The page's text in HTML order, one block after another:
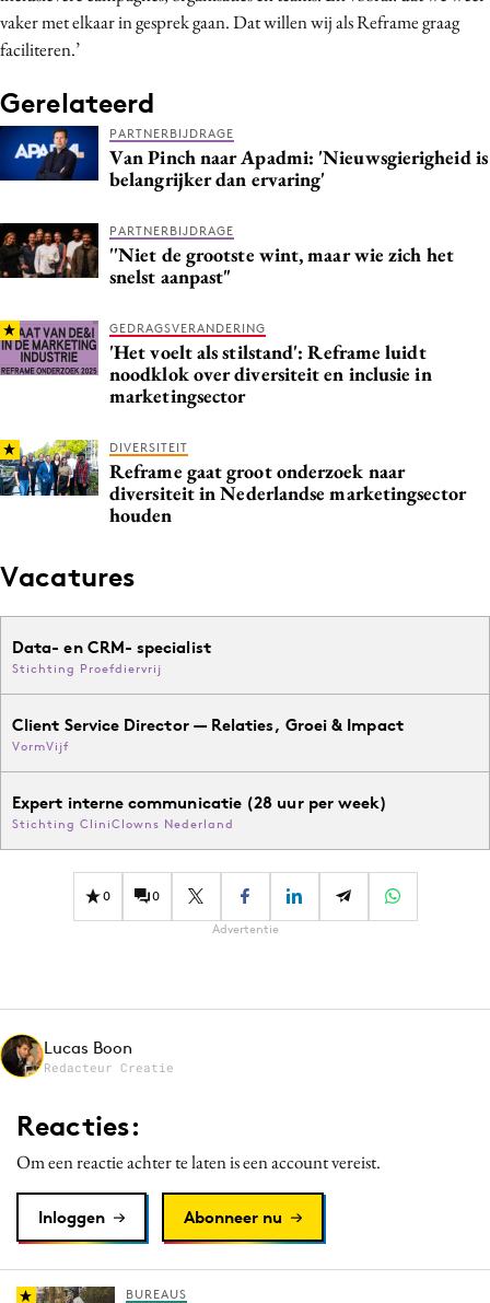
vaker met elkaar in gesprek gaan. Dat willen wij als Reframe graag
faciliteren.’
Gerelateerd
PARTNERBIJDRAGE
Van Pinch naar Apadmi: 'Nieuwsgierigheid is
belangrijker dan ervaring'
PARTNERBIJDRAGE
''Niet de grootste wint, maar wie zich het
snelst aanpast"
GEDRAGSVERANDERING
'Het voelt als stilstand': Reframe luidt
noodklok over diversiteit en inclusie in
marketingsector
DIVERSITEIT
Reframe gaat groot onderzoek naar
diversiteit in Nederlandse marketingsector
houden
Vacatures
Data- en CRM- specialist
Stichting Proefdiervrij
Client Service Director — Relaties, Groei & Impact
VormVijf
Expert interne communicatie (28 uur per week)
Stichting CliniClowns Nederland
0 0
Advertentie
Lucas Boon
Redacteur Creatie
Reacties:
Om een reactie achter te laten is een account vereist.
Inloggen Abonneer nu
BUREAUS